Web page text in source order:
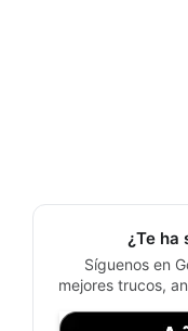
¿Te ha
Síguenos en
mejores trucos,